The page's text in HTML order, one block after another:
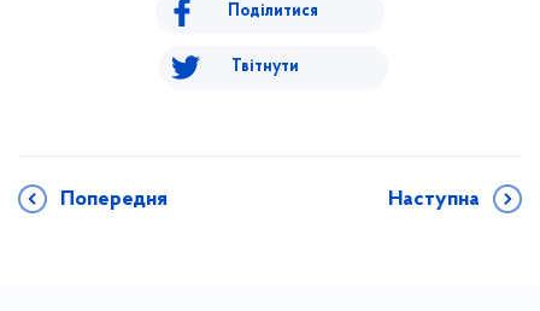
Поділитися
Твітнути
Попередня Наступна